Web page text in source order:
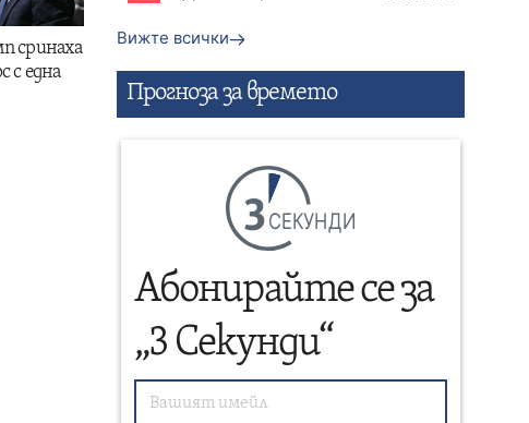
сринаха
с една
Вижте всички
Прогнозa за времето
СЕКУНДИ
Абонирайте се за
„3 Секунди“